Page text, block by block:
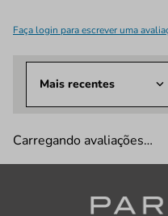
Faça login para escrever uma
Mais recentes
Carregando avaliações…